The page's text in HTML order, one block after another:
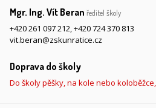
Mgr. Ing. Vít Beran ředitel školy
+420 261 097 212,+420 724 370 813
vit.beran@zskunratice.cz
Doprava do školy
Do školy pěšky, na kole nebo